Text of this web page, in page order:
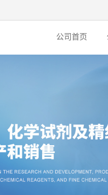
公司首页